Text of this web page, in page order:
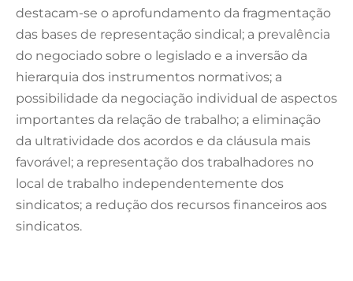
destacam-se o aprofundamento da fragmentação
das bases de representação sindical; a prevalência
do negociado sobre o legislado e a inversão da
hierarquia dos instrumentos normativos; a
possibilidade da negociação individual de aspectos
importantes da relação de trabalho; a eliminação
da ultratividade dos acordos e da cláusula mais
favorável; a representação dos trabalhadores no
local de trabalho independentemente dos
sindicatos; a redução dos recursos financeiros aos
sindicatos.